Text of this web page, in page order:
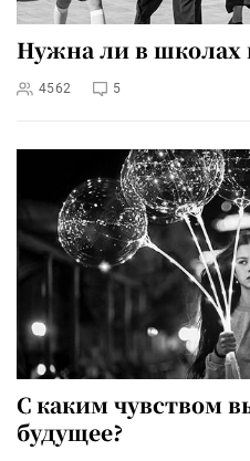
Нужна ли в школах
4562 5
С каким чувством
будущее?